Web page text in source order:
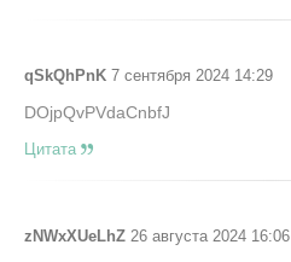
qSkQhPnK 7 сентября 2024 14:29
DOjpQvPVdaCnbfJ
Цитата
zNWxXUeLhZ 26 августа 2024 16:06